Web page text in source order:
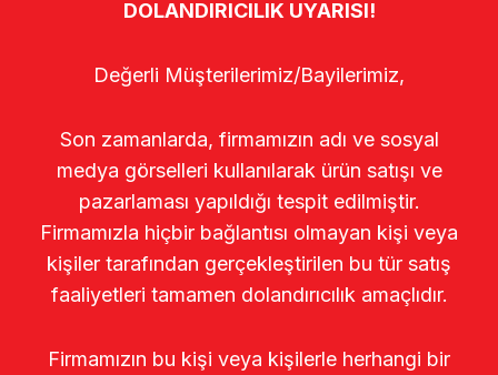
DOLANDIRICILIK UYARISI!
Değerli Müşterilerimiz/Bayilerimiz,
Son zamanlarda, firmamızın adı ve sosyal
medya görselleri kullanılarak ürün satışı ve
pazarlaması yapıldığı tespit edilmiştir.
Firmamızla hiçbir bağlantısı olmayan kişi veya
kişiler tarafından gerçekleştirilen bu tür satış
faaliyetleri tamamen dolandırıcılık amaçlıdır.
Firmamızın bu kişi veya kişilerle herhangi bir